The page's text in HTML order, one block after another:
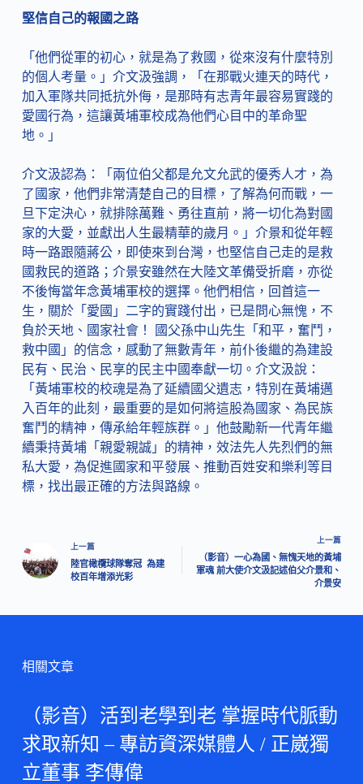
堅信自己的報國之路
「他們從軍的初心，就是為了救國，從來沒有什麼特別
的個人考量。」介文汲強調，「在那戰火連天的時代，
加入軍隊共同抵抗外侮，是那時有志青年最容易實踐的
愛國行為，這讓黃埔軍校成為他們心目中的革命聖
地。」
介文汲認為：「兩位伯父都是允文允武的優秀人才，為
了國家，他們非常清楚自己的目標，了解為何而戰，一
旦下定決心，就排除萬難、勇往直前，將一切化為對國
家的大愛，並獻出人生最精華的歲月。」介景和從年輕
時一路跟隨蔣公，即使來到台灣，也堅信自己走的是救
國救民的道路；介景安雖然在大陸文革備受折磨，亦從
不後悔當年念黃埔軍校的選擇。他們相信，回首這一
生，關於「愛國」二字的實踐付出，已是問心無愧，不
負於天地、國家社會！ 國父孫中山先生「和平，奮鬥，
救中國」的信念，感動了無數青年，前仆後繼的為建設
民有、民治、民享的民主中國奉獻一切。介文汲說：
「黃埔軍校的校魂是為了延續國父遺志，特別在黃埔邁
入百年的此刻，最重要的是如何將這股為國家、為民族
奮鬥的精神，傳承給年輕族群。」他鼓勵新一代青年繼
續秉持黃埔「親愛親誠」的精神，效法先人先烈們的無
私大愛，為促進國家和平發展、推動百姓安和樂利等目
標，找出最正確的方法與路線。
上一篇
陸官橄欖球隊奪冠 為建
校百年增添光彩
上一篇
（影音）一心為國、無愧天地的黃埔
軍魂 前大使介文汲記述伯父介景和、
介景安
相關文章
（影音）活到老學到老 掌握時代脈動
求取新知 – 專訪資深媒體人 / 正崴獨
立董事 李傳偉